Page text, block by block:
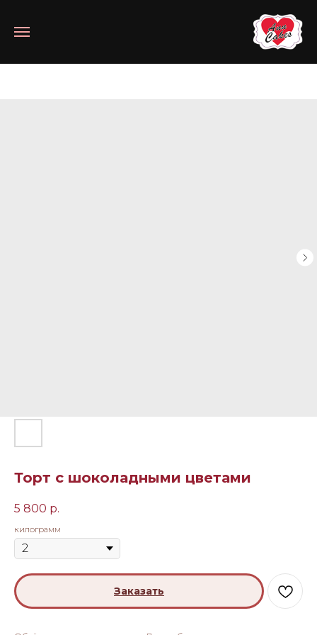
Торт с шоколадными цветами
5 800 р.
килограмм
Заказать